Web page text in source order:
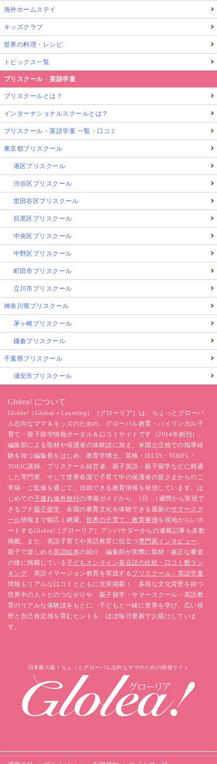
海外ホームステイ
キッズクラブ
世界の料理・レシピ
トピックス一覧
プリスクール・英語学童
プリスクールとは？
インターナショナルスクールとは？
プリスクール・英語学童 一覧・口コミ
東京都プリスクール
港区プリスクール
渋谷区プリスクール
世田谷区プリスクール
目黒区プリスクール
中央区プリスクール
中野区プリスクール
町田市プリスクール
立川市プリスクール
神奈川県プリスクール
茅ヶ崎プリスクール
鎌倉プリスクール
千葉県プリスクール
浦安市プリスクール
Glolea! について
Glolea!（Global＋Learning）［グローリア］は、ちょっとグローバ
ル志向なママ＆キッズのための、グローバル教育・バイリンガル子
育て・親子留学情報ポータル＆口コミサイトです（2014年創刊）。
編集部による取材や保護者の体験談に加え、米国公立校での指導経
験を持つ編集長をはじめ、教育学博士、英検・IELTS・TOEFL・
TOEIC講師、プリスクール経営者、親子英語・親子留学などに精通
した専門家、そして世界各国で子育て中の保護者の皆さまからのご
寄稿・ご監修を通じて、信頼できる教育情報を発信しています。は
じめての子連れ海外旅行の準備ガイドから、1日・1週間から実現で
きるプチ 親子留学 、各国の教育文化を体験できる最新のサマースク
ール情報まで幅広く網羅。 世界の子育て・教育事情を現地からレポ
ートするGlolea!［グローリア］アンバサダーからの連載記事も多数
掲載。また、英語子育てや英語教育に役立つ専門家インタビュー
親子で楽しめる英語絵本の紹介、編集部が実際に取材・厳正な審査
の後に掲載している子どもオンライン英会話の比較・口コミ数ラン
キング 、英語イマージョン教育を実践するプリスクール・英語学童
情報もリアルな口コミとともに充実掲載！ 多様な文化背景を持つ
世界中の人々とのつながりや、親子留学・サマースクール・英語教
育のリアルな体験談をもとに、子どもと一緒に世界を学び、広い視
野と自己肯定感を育むヒントを、ほぼ毎日更新でお届けしていま
す。
日本最大級！ちょっとグローバル志向なママのための情報サイト